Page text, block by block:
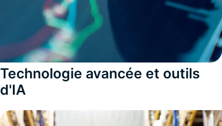
Technologie avancée et outils
d'IA